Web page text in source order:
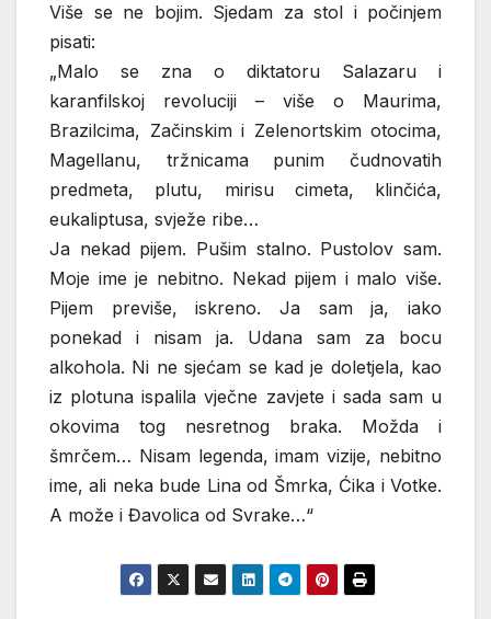
Više se ne bojim. Sjedam za stol i počinjem
pisati:
„Malo se zna o diktatoru Salazaru i
karanfilskoj revoluciji – više o Maurima,
Brazilcima, Začinskim i Zelenortskim otocima,
Magellanu, tržnicama punim čudnovatih
predmeta, plutu, mirisu cimeta, klinčića,
eukaliptusa, svježe ribe…
Ja nekad pijem. Pušim stalno. Pustolov sam.
Moje ime je nebitno. Nekad pijem i malo više.
Pijem previše, iskreno. Ja sam ja, iako
ponekad i nisam ja. Udana sam za bocu
alkohola. Ni ne sjećam se kad je doletjela, kao
iz plotuna ispalila vječne zavjete i sada sam u
okovima tog nesretnog braka. Možda i
šmrčem… Nisam legenda, imam vizije, nebitno
ime, ali neka bude Lina od Šmrka, Ćika i Votke.
A može i Đavolica od Svrake…“